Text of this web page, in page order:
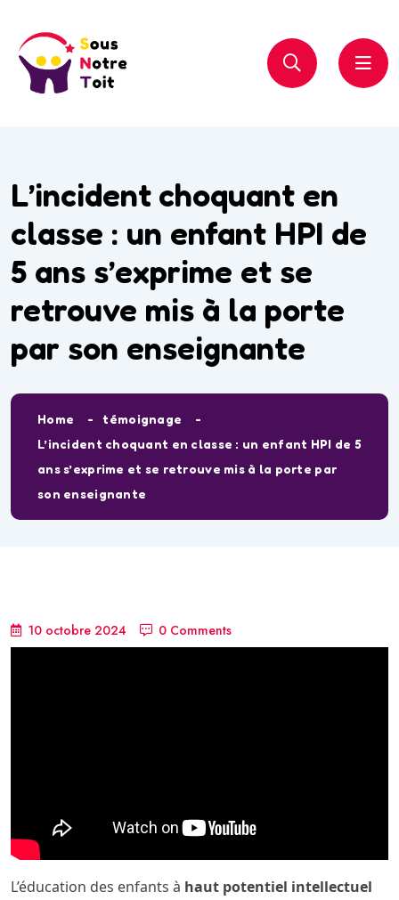
L’incident choquant en
classe : un enfant HPI de
5 ans s’exprime et se
retrouve mis à la porte
par son enseignante
Home
témoignage
L’incident choquant en classe : un enfant HPI de 5
ans s’exprime et se retrouve mis à la porte par
son enseignante
10 octobre 2024 0 Comments
L’éducation des enfants à haut potentiel intellectuel